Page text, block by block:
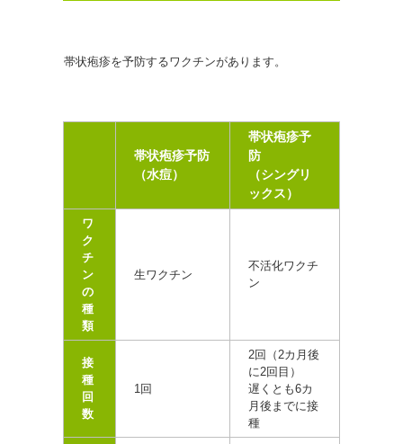
帯状疱疹を予防するワクチンがあります。
帯状疱疹予防
（水痘）
帯状疱疹予
防
（シングリ
ックス）
ワ
ク
チ
ン
の
種
類
生ワクチン
不活化ワクチ
ン
接
種
回
数
1回
2回（2カ月後
に2回目）
遅くとも6カ
月後までに接
種